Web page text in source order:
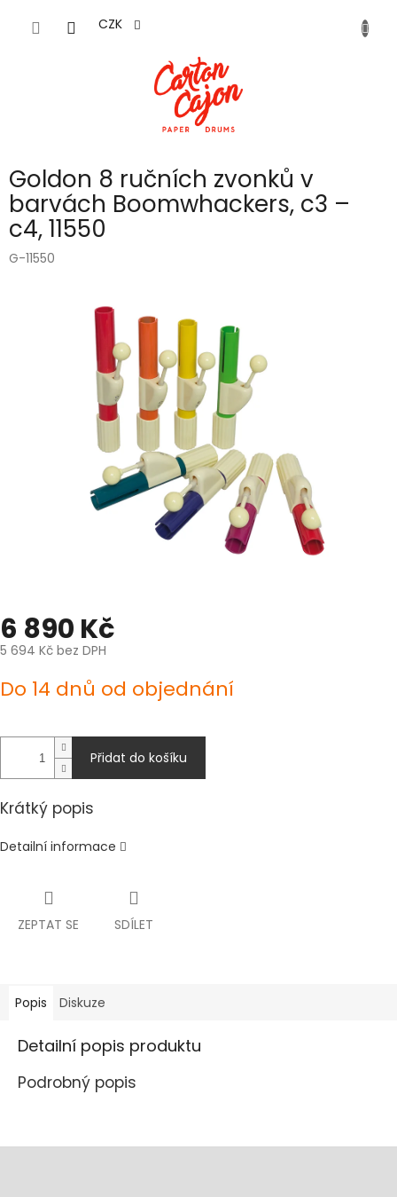
CZK
Goldon 8 ručních zvonků v
barvách Boomwhackers, c3 –
c4, 11550
G-11550
6 890 Kč
5 694 Kč bez DPH
cena:
Do 14 dnů od objednání
Přidat do košíku
Krátký popis
Detailní informace
ZEPTAT SE SDÍLET
Popis Diskuze
Detailní popis produktu
Podrobný popis